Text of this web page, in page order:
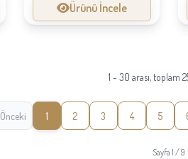
Ürünü İncele
1 - 30 arası, toplam
Önceki 1 2 3 4 5
Sayfa 1 / 9